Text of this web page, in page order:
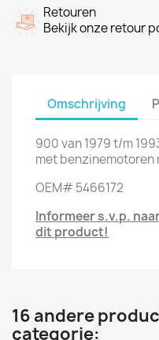
Retouren
Bekijk onze retour
Omschrijving
900 van 1979 t/m
met benzinemotoren
OEM# 5466172
Informeer s.v.p.
dit product!
16 andere
categorie: